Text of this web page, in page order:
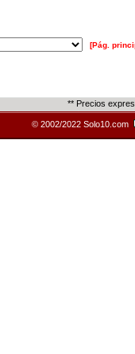
[Pág.
** Precios
© 2002/2022 Solo10.com